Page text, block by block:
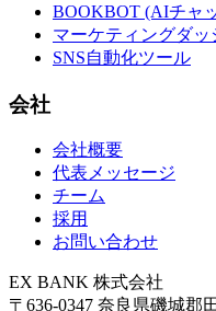
BOOKBOT (AIチャ
マーケティングダッ
SNS自動化ツール
会社
会社概要
代表メッセージ
チーム
採用
お問い合わせ
EX BANK 株式会社
〒636-0347 奈良県磯城郡